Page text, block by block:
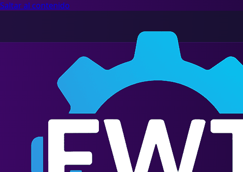
Saltar al contenido